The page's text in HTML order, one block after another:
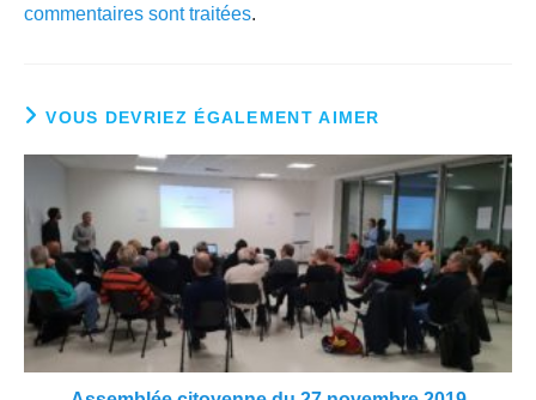
commentaires sont traitées.
VOUS DEVRIEZ ÉGALEMENT AIMER